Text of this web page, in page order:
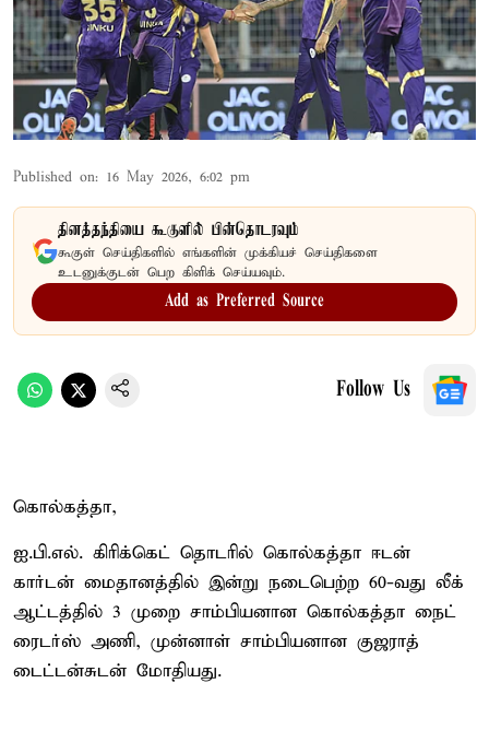
Published on: 16 May 2026, 6:02 pm
தினத்தந்தியை கூகுளில் பின்தொடரவும்
கூகுள் செய்திகளில் எங்களின் முக்கியச் செய்திகளை
உடனுக்குடன் பெற கிளிக் செய்யவும்.
Add as Preferred Source
Follow Us
கொல்கத்தா,
ஐ.பி.எல். கிரிக்கெட் தொடரில் கொல்கத்தா ஈடன்
கார்டன் மைதானத்தில் இன்று நடைபெற்ற 60-வது லீக்
ஆட்டத்தில் 3 முறை சாம்பியனான கொல்கத்தா நைட்
ரைடர்ஸ் அணி, முன்னாள் சாம்பியனான குஜராத்
டைட்டன்சுடன் மோதியது.